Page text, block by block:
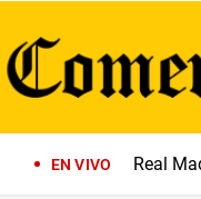
EN VIVO Real